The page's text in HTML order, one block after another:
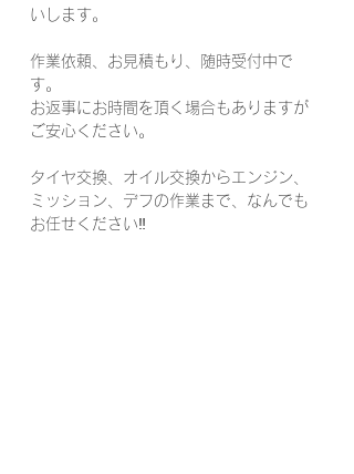
いします。
作業依頼、お見積もり、随時受付中で
す。
お返事にお時間を頂く場合もありますが
ご安心ください。
タイヤ交換、オイル交換からエンジン、
ミッション、デフの作業まで、なんでも
お任せください‼️